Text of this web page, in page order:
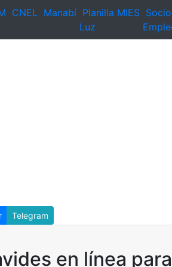
CNEL Manabí Planilla
Luz
MIES Socio
Telegram
en línea